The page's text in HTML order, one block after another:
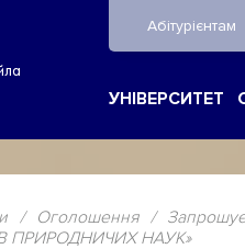
Абітурієнтам
УНІВЕРСИТЕТ
/ Оголошення /
ПРИРОДНИЧИХ НАУК»